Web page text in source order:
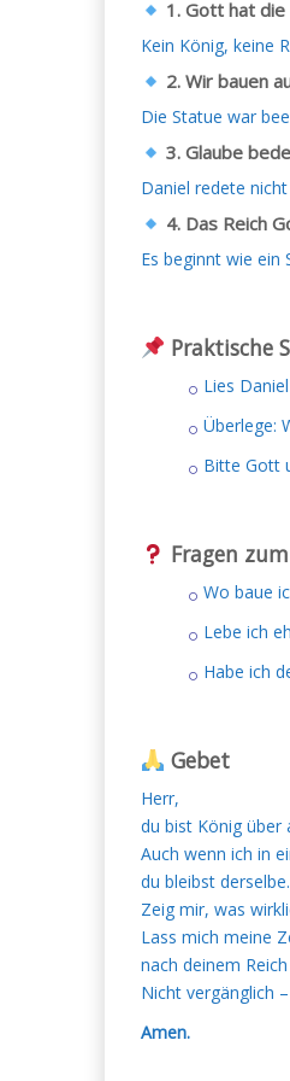
1. Gott hat die
Kein König, keine
2. Wir bauen
Die Statue war
3. Glaube
Daniel redete
4. Das Reich
Es beginnt wie ein
Praktische
Lies
Überlege:
Bitte Gott
Fragen
Wo baue
Lebe ich
Habe ich
Gebet
Herr,
du bist König über
Auch wenn ich in
du bleibst derselbe.
Zeig mir, was
Lass mich meine
nach deinem
Nicht vergänglich
Amen.